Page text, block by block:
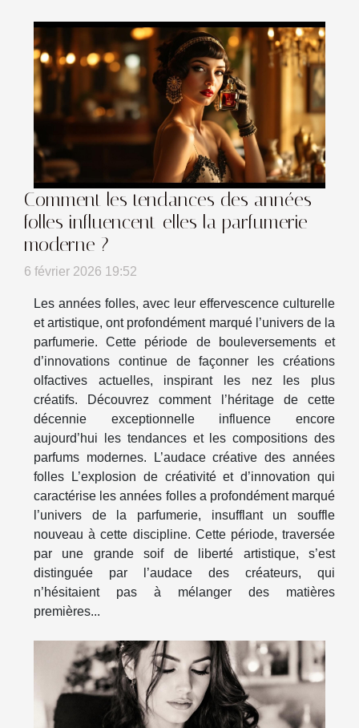
Comment les tendances des années
folles influencent-elles la parfumerie
moderne ?
6 février 2026 19:52
Les années folles, avec leur effervescence culturelle
et artistique, ont profondément marqué l’univers de la
parfumerie. Cette période de bouleversements et
d’innovations continue de façonner les créations
olfactives actuelles, inspirant les nez les plus
créatifs. Découvrez comment l’héritage de cette
décennie exceptionnelle influence encore
aujourd’hui les tendances et les compositions des
parfums modernes. L’audace créative des années
folles L’explosion de créativité et d’innovation qui
caractérise les années folles a profondément marqué
l’univers de la parfumerie, insufflant un souffle
nouveau à cette discipline. Cette période, traversée
par une grande soif de liberté artistique, s’est
distinguée par l’audace des créateurs, qui
n’hésitaient pas à mélanger des matières
premières...